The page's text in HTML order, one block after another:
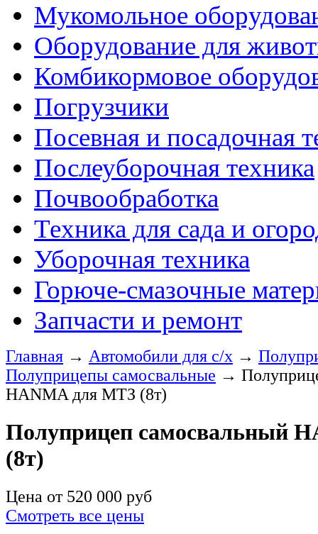
Мукомольное
Оборудование для
Комбикормовое
Погрузчики
Посевная и посадочная
Послеуборочная техника
Почвообработка
Техника для сада и
Уборочная техника
Горюче-смазочные
Запчасти и ремонт
Главная → Автомобили для с/х →
Полуприцепы самосвальные →
HANMA для МТЗ (8т)
Полуприцеп самосвальный
(8т)
Цена от 520 000 руб
Смотреть все цены